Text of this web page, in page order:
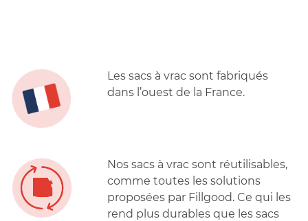
Les sacs à vrac sont fabriqués
dans l’ouest de la France.
Nos sacs à vrac sont réutilisables,
comme toutes les solutions
proposées par Fillgood. Ce qui les
rend plus durables que les sacs